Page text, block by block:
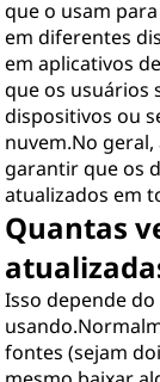
que o usam
em diferentes
em aplicativos
que os usuários
dispositivos ou
nuvem.No
garantir que os
atualizados em
Quantas
Isso depende
fontes (sejam